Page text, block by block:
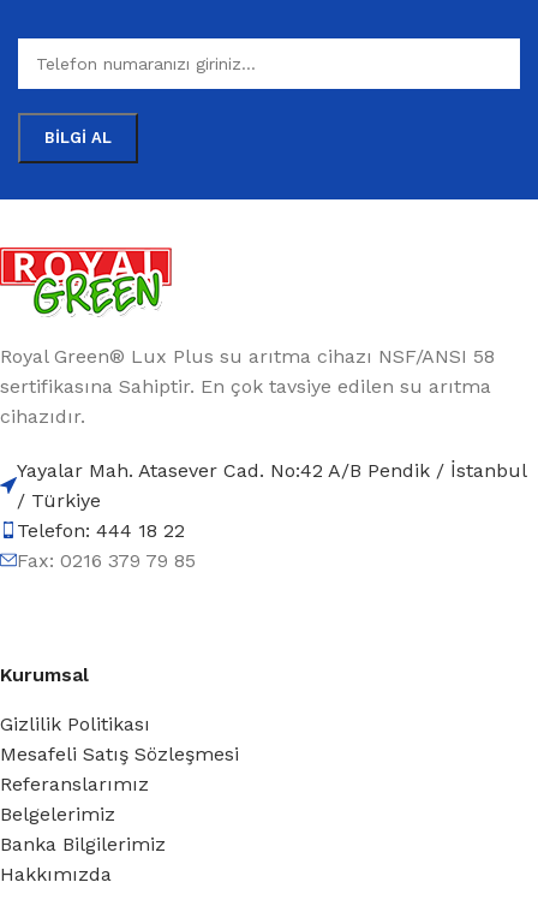
Royal Green® Lux Plus su arıtma cihazı NSF/ANSI 58
sertifikasına Sahiptir. En çok tavsiye edilen su arıtma
cihazıdır.
Yayalar Mah. Atasever Cad. No:42 A/B Pendik / İstanbul
/ Türkiye
Telefon: 444 18 22
Fax: 0216 379 79 85
Kurumsal
Gizlilik Politikası
Mesafeli Satış Sözleşmesi
Referanslarımız
Belgelerimiz
Banka Bilgilerimiz
Hakkımızda